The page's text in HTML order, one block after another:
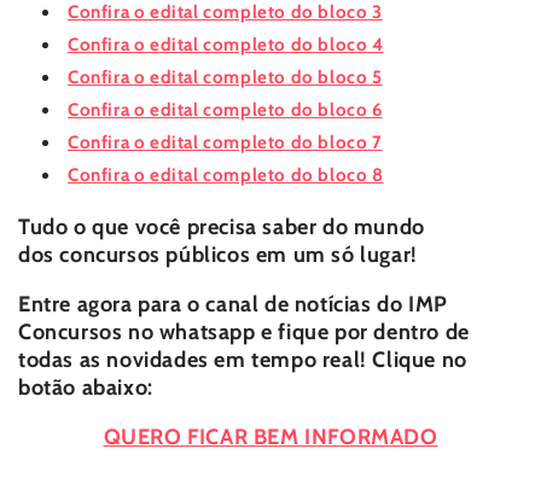
Confira o edital completo do bloco 3
Confira o edital completo do bloco 4
Confira o edital completo do bloco 5
Confira o edital completo do bloco 6
Confira o edital completo do bloco 7
Confira o edital completo do bloco 8
Tudo o que você precisa saber do mundo
dosconcursos públicos em um só lugar!
Entre agora para o canal de notícias do IMP
Concursos no whatsapp e fique por dentro de
todas as novidades em tempo real! Clique no
botão abaixo:
QUERO FICAR BEM INFORMADO